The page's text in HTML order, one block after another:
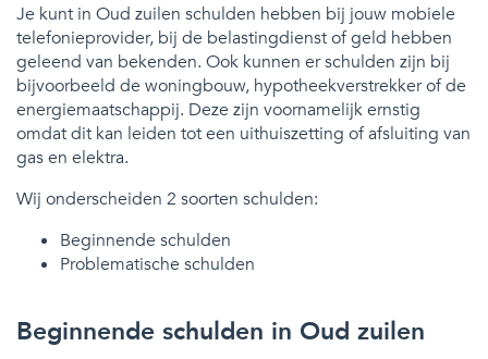
Je kunt in Oud zuilen schulden hebben bij jouw mobiele
telefonieprovider, bij de belastingdienst of geld hebben
geleend van bekenden. Ook kunnen er schulden zijn bij
bijvoorbeeld de woningbouw, hypotheekverstrekker of de
energiemaatschappij. Deze zijn voornamelijk ernstig
omdat dit kan leiden tot een uithuiszetting of afsluiting van
gas en elektra.
Wij onderscheiden 2 soorten schulden:
Beginnende schulden
Problematische schulden
Beginnende schulden in Oud zuilen